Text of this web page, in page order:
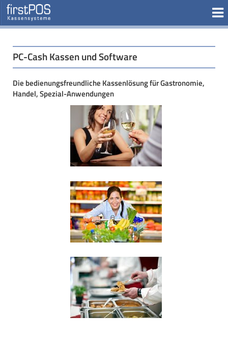
PC-Cash Kassen und Software
Die bedienungsfreundliche Kassenlösung für Gastronomie,
Handel, Spezial-Anwendungen